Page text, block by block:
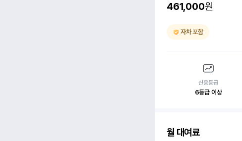
461,000원
자차 포함
신용등급
6등급 이상
월 대여료